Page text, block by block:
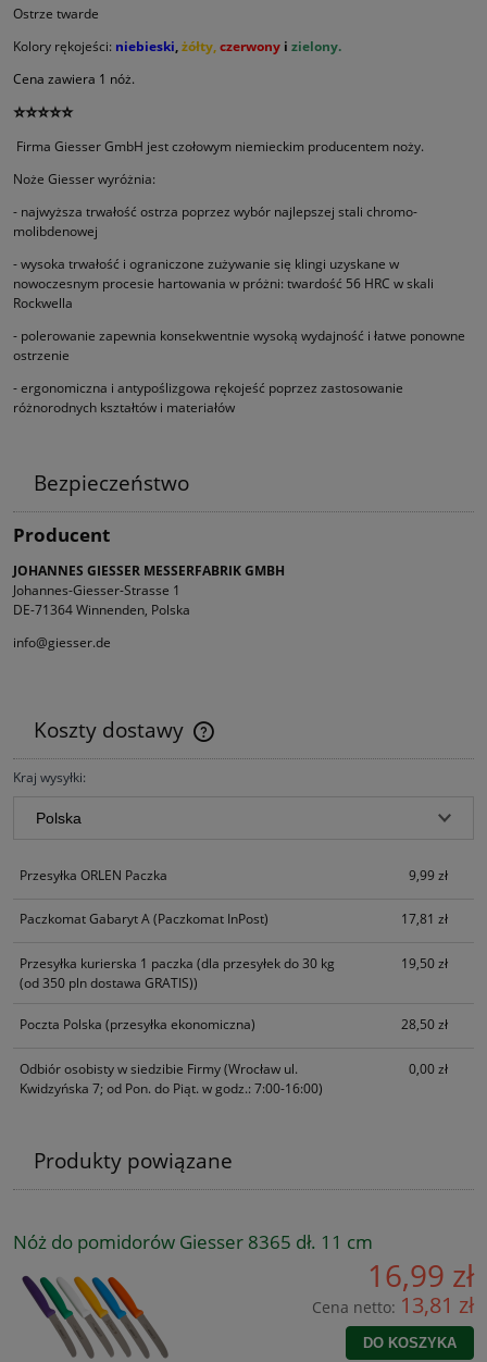
Ostrze twarde
Kolory rękojeści: niebieski,żółty,czerwony i zielony.
Cena zawiera 1 nóż.
⭐⭐⭐⭐⭐
Firma Giesser GmbH jest czołowym niemieckim producentem noży.
Noże Giesser wyróżnia:
- najwyższa trwałość ostrza poprzez wybór najlepszej stali chromo-
molibdenowej
- wysoka trwałość i ograniczone zużywanie się klingi uzyskane w
nowoczesnym procesie hartowania w próżni: twardość 56 HRC w skali
Rockwella
- polerowanie zapewnia konsekwentnie wysoką wydajność i łatwe ponowne
ostrzenie
- ergonomiczna i antypoślizgowa rękojeść poprzez zastosowanie
różnorodnych kształtów i materiałów
Bezpieczeństwo
Producent
JOHANNES GIESSER MESSERFABRIK GMBH
Johannes-Giesser-Strasse 1
DE-71364 Winnenden, Polska
info@giesser.de
Koszty dostawy
Cena nie zawiera ewentualnych kosztów płatności
Kraj wysyłki:
Przesyłka ORLEN Paczka 9,99 zł
Paczkomat Gabaryt A(Paczkomat InPost) 17,81 zł
Przesyłka kurierska 1 paczka (dla przesyłek do 30 kg
(od 350 pln dostawa GRATIS))
19,50 zł
Poczta Polska (przesyłka ekonomiczna) 28,50 zł
Odbiór osobisty w siedzibie Firmy(Wrocław ul.
Kwidzyńska 7; od Pon. do Piąt. w godz.: 7:00-16:00)
0,00 zł
Produkty powiązane
Nóż do pomidorów Giesser 8365 dł. 11 cm
16,99 zł
Cena netto: 13,81 zł
DO KOSZYKA